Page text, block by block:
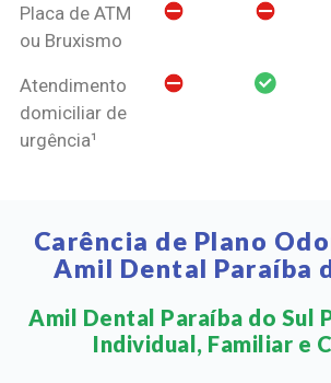
Placa de ATM
ou Bruxismo
Atendimento
domiciliar de
urgência¹
Carência de Plano
Amil Dental Paraíba
Amil Dental Paraíba do Sul
Individual, Familiar e